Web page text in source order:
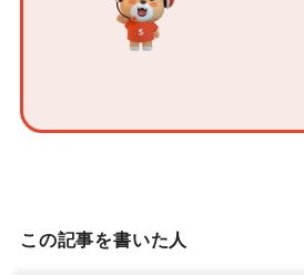
この記事を書いた人